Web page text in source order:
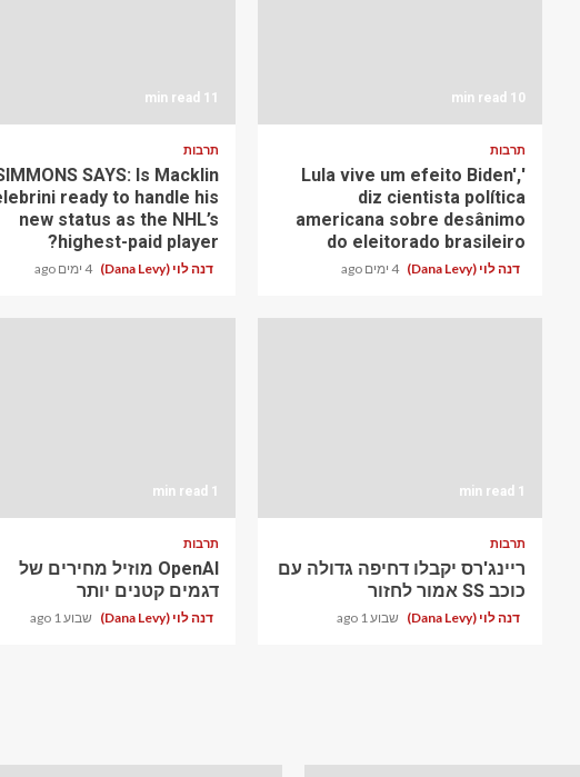
10 min read
תרבות
'Lula vive um efeito Biden',
diz cientista política
americana sobre desânimo
do eleitorado brasileiro
דנה לוי (Dana Levy) 4 ימים ago
11 min read
תרבות
SAYS: Is Macklin
ready to handle his
new status as the NHL’s
highest-paid player?
דנה לוי (Dana Levy) 4 ימים ago
1 min read
תרבות
ריינג'רס יקבלו דחיפה גדולה עם
כוכב SS אמור לחזור
דנה לוי (Dana Levy) שבוע 1 ago
1 min read
תרבות
OpenAI מוזיל מחירים של
דגמים קטנים יותר
דנה לוי (Dana Levy) שבוע 1 ago